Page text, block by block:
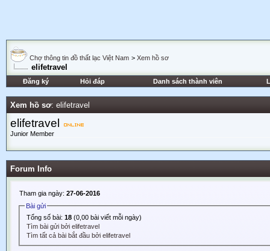
Chợ thông tin đồ thất lạc Việt Nam > Xem hồ sơ
elifetravel
Đăng ký Hỏi đáp Danh sách thành viên
Xem hồ sơ: elifetravel
elifetravel
Junior Member
Forum Info
Tham gia ngày: 27-06-2016
Bài gửi
Tổng số bài:18 (0,00 bài viết mỗi ngày)
Tìm bài gửi bởi elifetravel
Tìm tất cả bài bắt đầu bởi elifetravel